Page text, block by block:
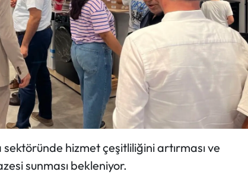
hizmet çeşitliliğini artırması ve
sunması bekleniyor.